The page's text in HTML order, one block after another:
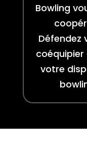
Bowling
Défendez
votre